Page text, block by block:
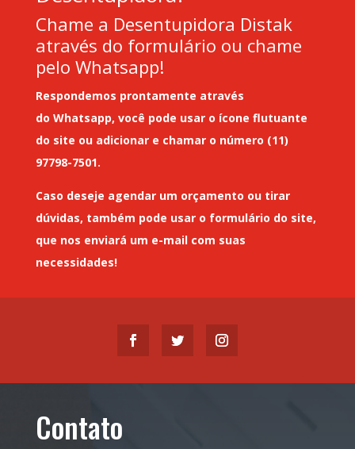
Chame a Desentupidora Distak
através do formulário ou chame
pelo Whatsapp!
Respondemos prontamente através
do Whatsapp, você pode usar o ícone flutuante
do site ou adicionar e chamar o número (11)
97798-7501.
Caso deseje agendar um orçamento ou tirar
dúvidas, também pode usar o formulário do site,
que nos enviará um e-mailcom suas
necessidades!
Contato